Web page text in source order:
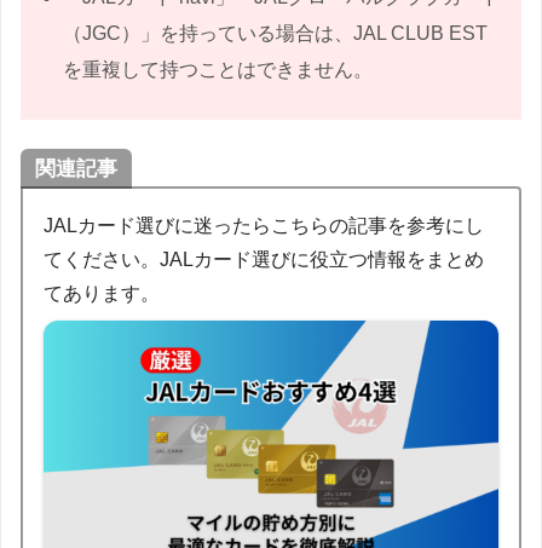
（JGC）」を持っている場合は、JAL CLUB EST
を重複して持つことはできません。
関連記事
JALカード選びに迷ったらこちらの記事を参考にし
てください。JALカード選びに役立つ情報をまとめ
てあります。